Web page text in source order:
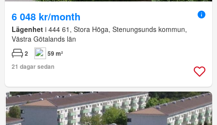
6 048 kr/month
Lägenhet i 444 61, Stora Höga, Stenungsunds kommun,
Västra Götalands län
2
59 m²
21 dagar sedan